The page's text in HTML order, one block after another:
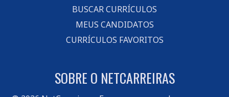
BUSCAR CURRÍCULOS
MEUS CANDIDATOS
CURRÍCULOS FAVORITOS
SOBRE O NETCARREIRAS